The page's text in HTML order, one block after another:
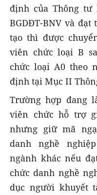
định của Thông tư
BGDĐT-BNV và
tạo thì được
viên chức loại B
chức loại A0 theo
định tại Mục II
Trường hợp đang
viên chức hỗ trợ
nhưng giữ mã
danh nghề
ngành khác nếu
chức danh nghề
dục người khuyết